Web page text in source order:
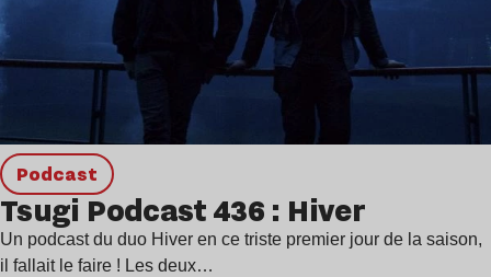
podcast
Tsugi Podcast 436 : Hiver
Un podcast du duo Hiver en ce triste premier jour de la saison,
il fallait le faire ! Les deux…